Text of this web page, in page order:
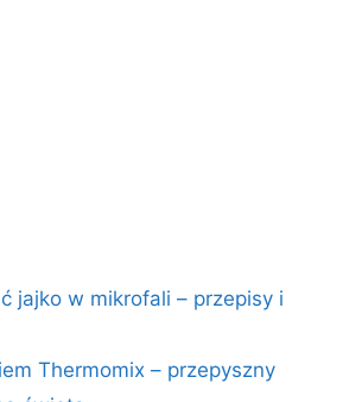
jajko w mikrofali – przepisy i
Thermomix – przepyszny